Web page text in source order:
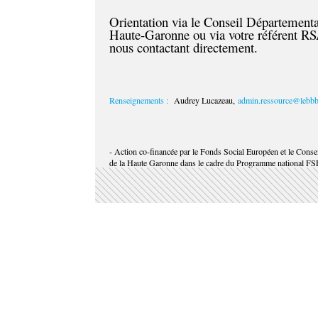
Orientation via le Conseil
Haute-Garonne ou via votre référent
nous contactant directement.
Renseignements : Audrey Lucazeau,
- Action co-financée par le Fonds Social Européen et le
de la Haute Garonne dans le cadre du Programme national
Inclusion - Jeunesse -
Compétences.